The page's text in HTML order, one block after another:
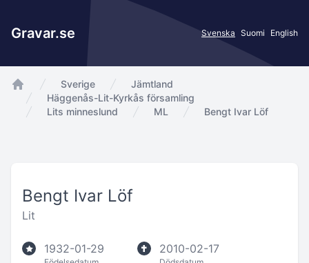
Gravar.se Svenska Suomi English
app.Start
Sverige
Jämtland
Häggenås-Lit-Kyrkås församling
Lits minneslund
ML Bengt Ivar Löf
Bengt Ivar Löf
Lit
1932-01-29 2010-02-17